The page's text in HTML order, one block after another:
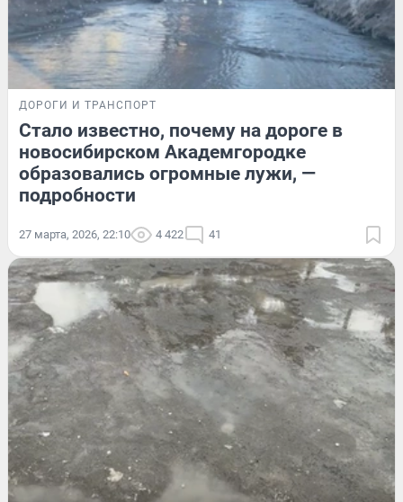
ДОРОГИ И ТРАНСПОРТ
Стало известно, почему на дороге в
новосибирском Академгородке
образовались огромные лужи, —
подробности
27 марта, 2026, 22:10 4 422 41